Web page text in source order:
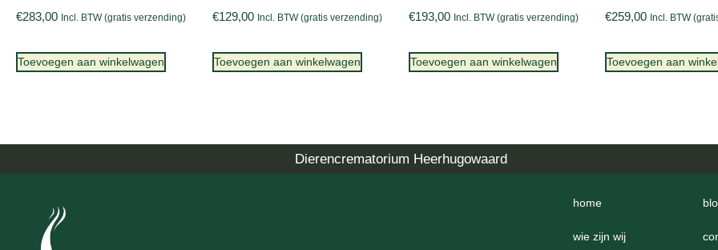
€283,00 Incl. BTW (gratis verzending)
Toevoegen aan winkelwagen
€129,00 Incl. BTW (gratis verzending)
Toevoegen aan winkelwagen
€193,00 Incl. BTW (gratis verzending)
Toevoegen aan winkelwagen
€259,00 Incl. BTW
Toevoegen aan
Dierencrematorium Heerhugowaard
home
wie zijn wij